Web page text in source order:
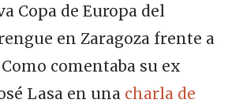
Copa de Europa del
en Zaragoza frente a
comentaba su ex
Lasa en una charla de